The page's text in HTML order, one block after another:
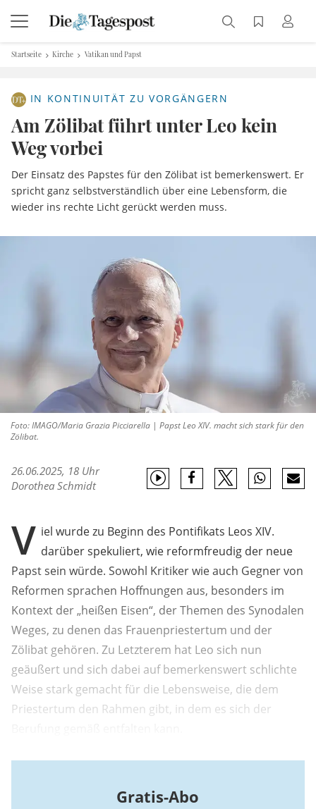
Startseite Kirche Vatikan und Papst
IN KONTINUITÄT ZU VORGÄNGERN
Am Zölibat führt unter Leo kein
Weg vorbei
Der Einsatz des Papstes für den Zölibat ist bemerkenswert. Er
spricht ganz selbstverständlich über eine Lebensform, die
wieder ins rechte Licht gerückt werden muss.
Foto: IMAGO/Maria Grazia Picciarella | Papst Leo XIV. macht sich stark für den
Zölibat.
26.06.2025, 18 Uhr
Dorothea Schmidt
V iel wurde zu Beginn des Pontifikats Leos XIV.
darüber spekuliert, wie reformfreudig der neue
Papst sein würde. Sowohl Kritiker wie auch Gegner von
Reformen sprachen Hoffnungen aus, besonders im
Kontext der „heißen Eisen“, der Themen des Synodalen
Weges, zu denen das Frauenpriestertum und der
Zölibat gehören. Zu Letzterem hat Leo sich nun
geäußert und sich dabei auf bemerkenswert schlichte
Weise stark gemacht für die Lebensweise, die dem
Priestertum den Rahmen gibt, in dem es sich der
Gratis-Abo